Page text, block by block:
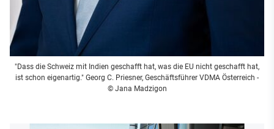
"Dass die Schweiz mit Indien geschafft hat, was die EU nicht geschafft hat,
ist schon eigenartig." Georg C. Priesner, Geschäftsführer VDMA Österreich -
© Jana Madzigon